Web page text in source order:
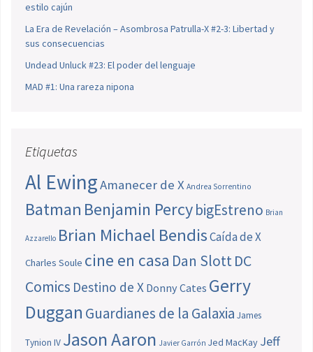
estilo cajún
La Era de Revelación – Asombrosa Patrulla-X #2-3: Libertad y
sus consecuencias
Undead Unluck #23: El poder del lenguaje
MAD #1: Una rareza nipona
Etiquetas
Al EwingAmanecer de X Andrea Sorrentino
Batman Benjamin PercybigEstreno Brian
Azzarello Brian Michael BendisCaída de X
Charles Soule cine en casa Dan SlottDC
Comics Destino de X Donny Cates Gerry
Duggan Guardianes de la Galaxia James
Tynion IV Jason Aaron Javier Garrón Jed MacKay Jeff